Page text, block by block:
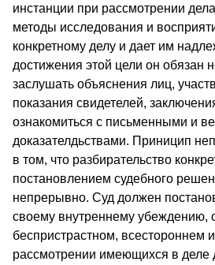
инстанции при рассмотрении
методы исследования и
конкретному делу и дает им
достижения этой цели он обязан
заслушать объяснения лиц,
показания свидетелей,
ознакомиться с письменными и
доказателдьствами. Приницип
в том, что разбирательство
постановлением судебного
непрерывно. Суд должен
своему внутреннему убеждению,
беспристрастном, всестороннем
рассмотрении имеющихся в деле